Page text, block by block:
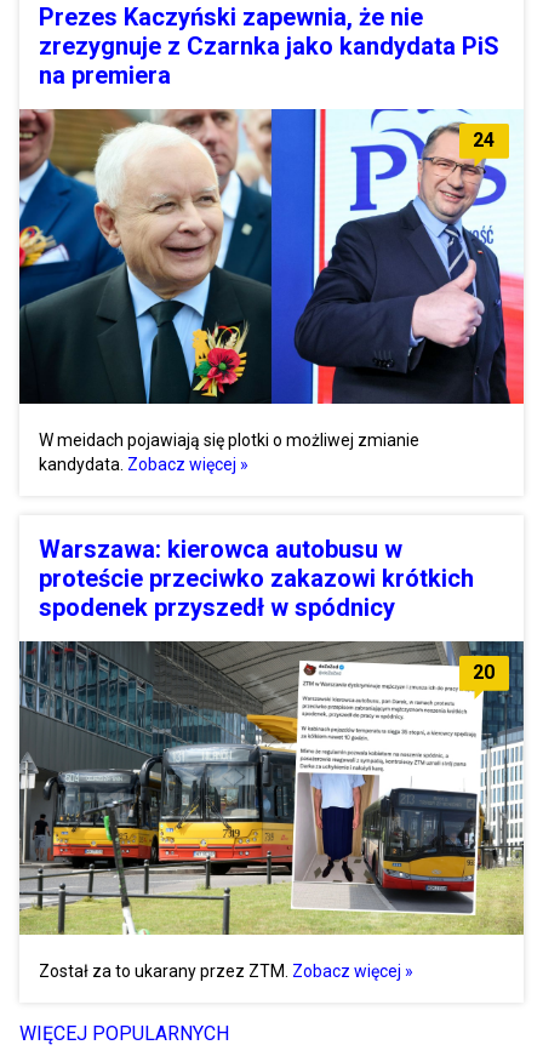
Prezes Kaczyński zapewnia, że nie
zrezygnuje z Czarnka jako kandydata PiS
na premiera
24
W meidach pojawiają się plotki o możliwej zmianie
kandydata. Zobacz więcej »
Warszawa: kierowca autobusu w
proteście przeciwko zakazowi krótkich
spodenek przyszedł w spódnicy
20
Został za to ukarany przez ZTM. Zobacz więcej »
WIĘCEJ POPULARNYCH